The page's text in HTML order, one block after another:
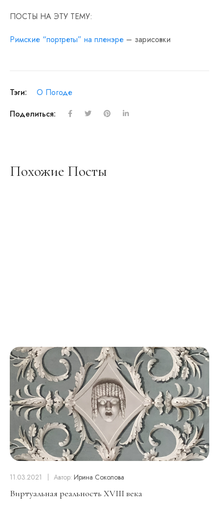
ПОСТЫ НА ЭТУ ТЕМУ:
Римские “портреты” на пленэре – зарисовки
Тэги:
О Погоде
Поделиться:
Похожие Посты
11.03.2021 Автор: Ирина Соколова
Виртуальная реальность XVIII века